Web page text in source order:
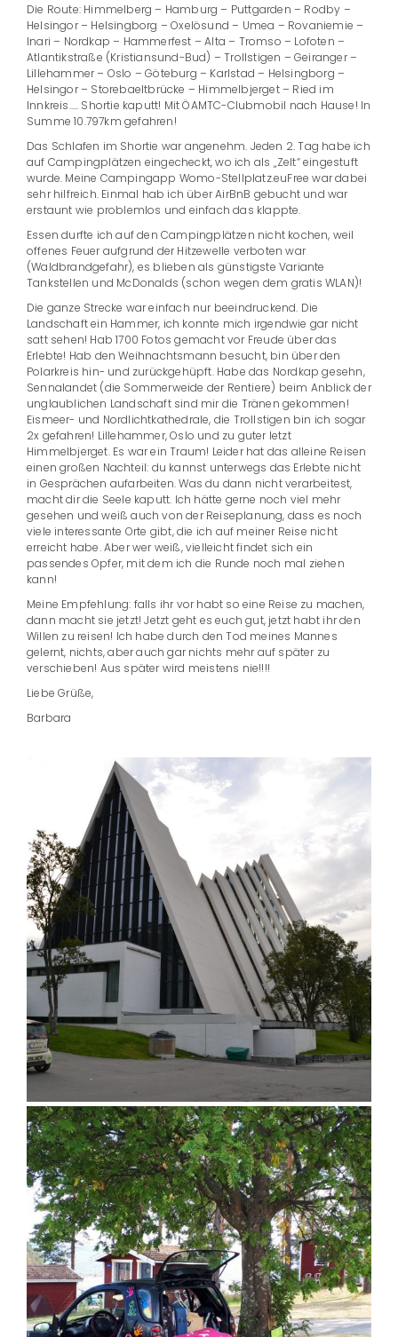
Die Route: Himmelberg – Hamburg – Puttgarden – Rodby –
Helsingor – Helsingborg – Oxelösund – Umea – Rovaniemie –
Inari – Nordkap – Hammerfest – Alta – Tromso – Lofoten –
Atlantikstraße (Kristiansund-Bud) – Trollstigen – Geiranger –
Lillehammer – Oslo – Göteburg – Karlstad – Helsingborg –
Helsingor – Storebaeltbrücke – Himmelbjerget – Ried im
Innkreis….. Shortie kaputt! Mit ÖAMTC-Clubmobil nach Hause! In
Summe 10.797km gefahren!
Das Schlafen im Shortie war angenehm. Jeden 2. Tag habe ich
auf Campingplätzen eingecheckt, wo ich als „Zelt“ eingestuft
wurde. Meine Campingapp Womo-Stellplatz.euFree war dabei
sehr hilfreich. Einmal hab ich über AirBnB gebucht und war
erstaunt wie problemlos und einfach das klappte.
Essen durfte ich auf den Campingplätzen nicht kochen, weil
offenes Feuer aufgrund der Hitzewelle verboten war
(Waldbrandgefahr), es blieben als günstigste Variante
Tankstellen und McDonalds (schon wegen dem gratis WLAN)!
Die ganze Strecke war einfach nur beeindruckend. Die
Landschaft ein Hammer, ich konnte mich irgendwie gar nicht
satt sehen! Hab 1700 Fotos gemacht vor Freude über das
Erlebte! Hab den Weihnachtsmann besucht, bin über den
Polarkreis hin- und zurückgehüpft. Habe das Nordkap gesehn,
Sennalandet (die Sommerweide der Rentiere) beim Anblick der
unglaublichen Landschaft sind mir die Tränen gekommen!
Eismeer- und Nordlichtkathedrale, die Trollstigen bin ich sogar
2x gefahren! Lillehammer, Oslo und zu guter letzt
Himmelbjerget. Es war ein Traum! Leider hat das alleine Reisen
einen großen Nachteil: du kannst unterwegs das Erlebte nicht
in Gesprächen aufarbeiten. Was du dann nicht verarbeitest,
macht dir die Seele kaputt. Ich hätte gerne noch viel mehr
gesehen und weiß auch von der Reiseplanung, dass es noch
viele interessante Orte gibt, die ich auf meiner Reise nicht
erreicht habe. Aber wer weiß, vielleicht findet sich ein
passendes Opfer, mit dem ich die Runde noch mal ziehen
kann!
Meine Empfehlung: falls ihr vor habt so eine Reise zu machen,
dann macht sie jetzt! Jetzt geht es euch gut, jetzt habt ihr den
Willen zu reisen! Ich habe durch den Tod meines Mannes
gelernt, nichts, aber auch gar nichts mehr auf später zu
verschieben! Aus später wird meistens nie!!!!
Liebe Grüße,
Barbara